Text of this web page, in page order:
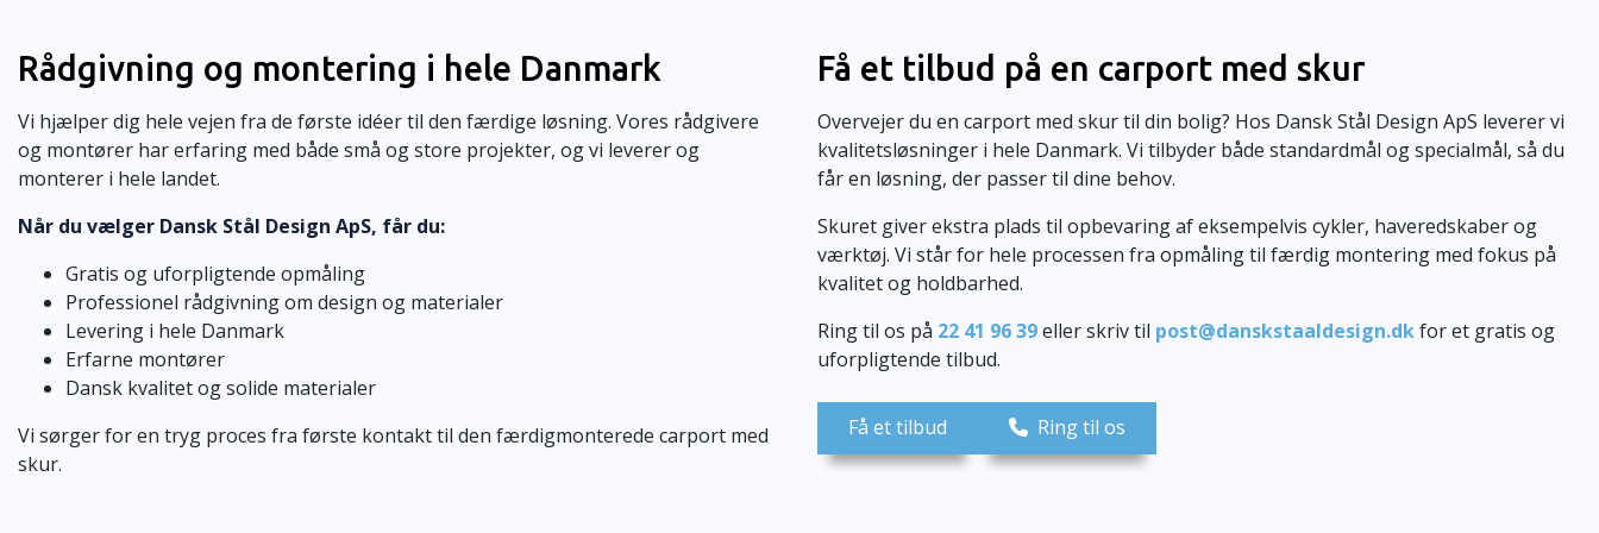
Rådgivning og montering i hele Danmark
Vi hjælper dig hele vejen fra de første idéer til den færdige løsning. Vores rådgivere
og montører har erfaring med både små og store projekter, og vi leverer og
monterer i hele landet.
Når du vælger Dansk Stål Design ApS, får du:
Gratis og uforpligtende opmåling
Professionel rådgivning om design og materialer
Levering i hele Danmark
Erfarne montører
Dansk kvalitet og solide materialer
Vi sørger for en tryg proces fra første kontakt til den færdigmonterede carport med
skur.
Få et tilbud på en carport med skur
Overvejer du en carport med skur til din bolig? Hos Dansk Stål Design ApS leverer vi
kvalitetsløsninger i hele Danmark. Vi tilbyder både standardmål og specialmål, så du
får en løsning, der passer til dine behov.
Skuret giver ekstra plads til opbevaring af eksempelvis cykler, haveredskaber og
værktøj. Vi står for hele processen fra opmåling til færdig montering med fokus på
kvalitet og holdbarhed.
Ring til os på 22 41 96 39eller skriv til post@danskstaaldesign.dkfor et gratis og
uforpligtende tilbud.
Få et tilbud Ring til os